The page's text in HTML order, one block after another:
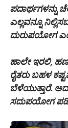
ಪದಾರ್ಥಗಳನ್ನು
ಎಲ್ಲವನ್ನೂ
ದುರುಪಯೋಗ
ಹಾಲೇ ಇರಲಿ,
ರೈತರು ಬಹಳ
ಬೆಳೆಯುತ್ತಾರೆ.
ಸದುಪಯೋಗ